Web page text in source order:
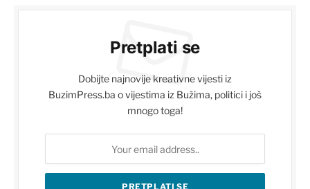
Pretplati se
Dobijte najnovije kreativne vijesti iz
BuzimPress.ba o vijestima iz Bužima, politici i još
mnogo toga!